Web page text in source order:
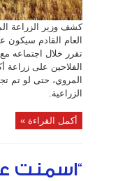
كشف وزير الزراعة
العام القادم سيكون
تقرر خلال اجتماعه
الفلاحين على
المروي، حتى لو تم
الزراعية.
أكمل القراءة »
“اسمنت